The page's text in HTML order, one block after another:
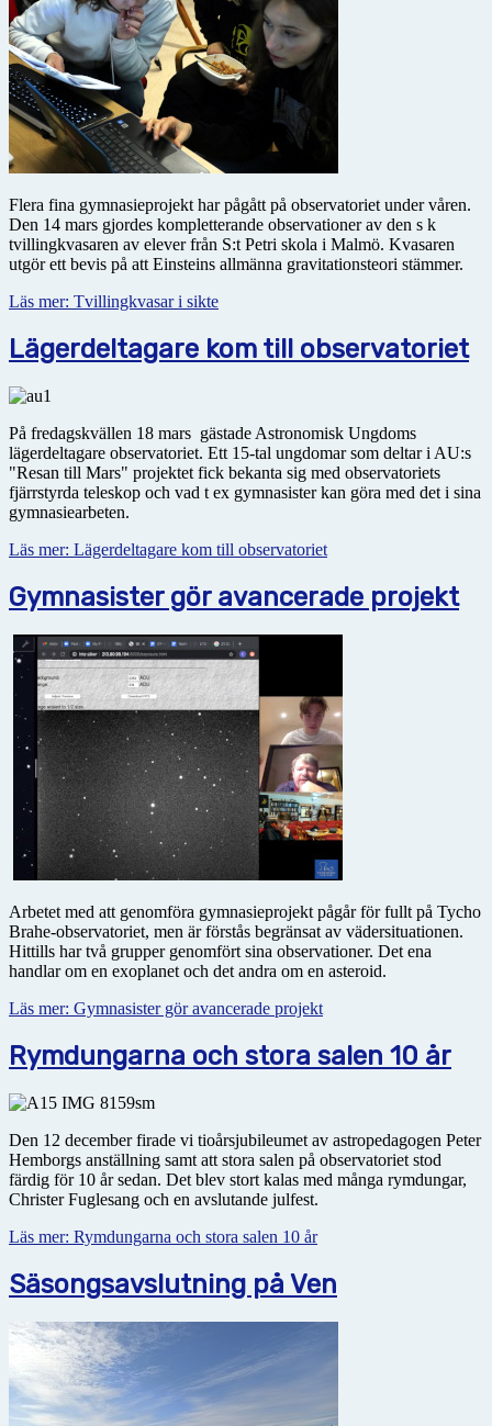
Flera fina gymnasieprojekt har pågått på observatoriet under våren.
Den 14 mars gjordes kompletterande observationer av den s k
tvillingkvasaren av elever från S:t Petri skola i Malmö. Kvasaren
utgör ett bevis på att Einsteins allmänna gravitationsteori stämmer.
Läs mer: Tvillingkvasar i sikte
Lägerdeltagare kom till observatoriet
På fredagskvällen 18 mars gästade Astronomisk Ungdoms
lägerdeltagare observatoriet. Ett 15-tal ungdomar som deltar i AU:s
"Resan till Mars" projektet fick bekanta sig med observatoriets
fjärrstyrda teleskop och vad t ex gymnasister kan göra med det i sina
gymnasiearbeten.
Läs mer: Lägerdeltagare kom till observatoriet
Gymnasister gör avancerade projekt
Arbetet med att genomföra gymnasieprojekt pågår för fullt på Tycho
Brahe-observatoriet, men är förstås begränsat av vädersituationen.
Hittills har två grupper genomfört sina observationer. Det ena
handlar om en exoplanet och det andra om en asteroid.
Läs mer: Gymnasister gör avancerade projekt
Rymdungarna och stora salen 10 år
Den 12 december firade vi tioårsjubileumet av astropedagogen Peter
Hemborgs anställning samt att stora salen på observatoriet stod
färdig för 10 år sedan. Det blev stort kalas med många rymdungar,
Christer Fuglesang och en avslutande julfest.
Läs mer: Rymdungarna och stora salen 10 år
Säsongsavslutning på Ven